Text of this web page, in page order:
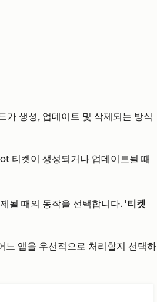
생성, 업데이트 및 삭제되는 방식
티켓이 생성되거나 업데이트될 때
될 때의 동작을 선택합니다. '티켓
느 앱을 우선적으로 처리할지 선택하